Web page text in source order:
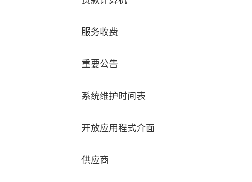
服务收费
重要公告
系统维护时间表
开放应用程式介面
供应商